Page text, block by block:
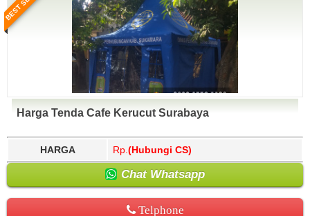
Harga Tenda Cafe Kerucut Surabaya
HARGA Rp. (Hubungi CS)
Chat Whatsapp
Telphone